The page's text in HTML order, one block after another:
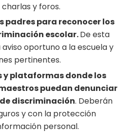
y foros.
padres para reconocer los
escolar.De esta
oportuno a la escuela y
pertinentes.
y plataformas donde los
puedan denunciar
discriminación. Deberán
y con la protección
personal.